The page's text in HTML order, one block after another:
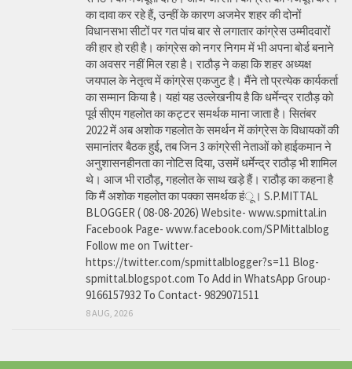
का दावा कर रहे हैं, उन्हीं के कारण अजमेर शहर की दोनों
विधानसभा सीटों पर गत पांच बार से लगातार कांग्रेस उम्मीदवारों
की हार हो रही है। कांग्रेस को नगर निगम में भी अपना बोर्ड बनाने
का अवसर नहीं मिल रहा है। राठौड़ ने कहा कि शहर अध्यक्ष
जयपाल के नेतृत्व में कांग्रेस एकजुट है। मैंने तो प्रत्येक कार्यकर्ता
का सम्मान किया है। यहां यह उल्लेखनीय है कि धर्मेन्द्र राठौड़ को
पूर्व सीएम गहलोत का कट्टर समर्थक माना जाता है। सितंबर
2022 में अब अशोक गहलोत के समर्थन में कांग्रेस के विधायकों की
समानांतर बैठक हुई, तब जिन 3 कांग्रेसी नेताओं को हाईकमान ने
अनुशासनहीनता का नोटिस दिया, उसमें धर्मेन्द्र राठौड़ भी शामिल
थे। आज भी राठौड़, गहलोत के साथ खड़े हैं। राठौड़ का कहना है
कि मैं अशोक गहलोत का पक्का समर्थक हंू। S.P.MITTAL
BLOGGER ( 08-08-2026) Website- www.spmittal.in
Facebook Page- www.facebook.com/SPMittalblog
Follow me on Twitter-
https://twitter.com/spmittalblogger?s=11 Blog-
spmittal.blogspot.com To Add in WhatsApp Group-
9166157932 To Contact- 9829071511
8 AUG, 2026